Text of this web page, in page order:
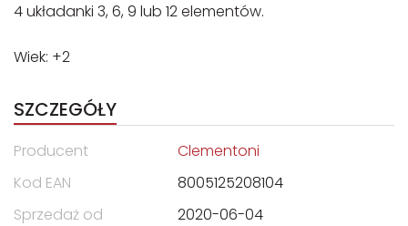
4 układanki 3, 6, 9 lub 12 elementów.
Wiek: +2
SZCZEGÓŁY
Producent
Clementoni
Kod EAN
8005125208104
Sprzedaż od
2020-06-04